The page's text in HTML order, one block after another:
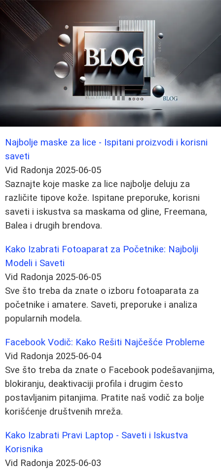
Najbolje maske za lice - Ispitani proizvodi i korisni
saveti
Vid Radonja 2025-06-05
Saznajte koje maske za lice najbolje deluju za
različite tipove kože. Ispitane preporuke, korisni
saveti i iskustva sa maskama od gline, Freemana,
Balea i drugih brendova.
Kako Izabrati Fotoaparat za Početnike: Najbolji
Modeli i Saveti
Vid Radonja 2025-06-05
Sve što treba da znate o izboru fotoaparata za
početnike i amatere. Saveti, preporuke i analiza
popularnih modela.
Facebook Vodič: Kako Rešiti Najčešće Probleme
Vid Radonja 2025-06-04
Sve što treba da znate o Facebook podešavanjima,
blokiranju, deaktivaciji profila i drugim često
postavljanim pitanjima. Pratite naš vodič za bolje
korišćenje društvenih mreža.
Kako Izabrati Pravi Laptop - Saveti i Iskustva
Korisnika
Vid Radonja 2025-06-03